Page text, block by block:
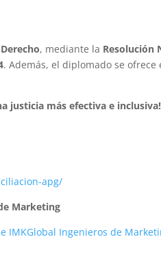
, mediante la Resolución
. Además, el diplomado se ofrece
justicia más efectiva e inclusiva!
apg/
Marketing
IMKGlobal Ingenieros de